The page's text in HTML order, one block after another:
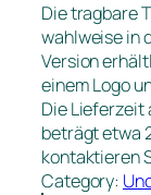
Die tragbare
wahlweise in
Version
einem Logo
Die Lieferzeit
beträgt etwa
kontaktieren
Category: